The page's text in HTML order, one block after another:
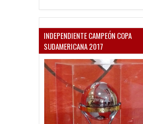
INDEPENDIENTE CAMPEÓN COPA
SUDAMERICANA 2017